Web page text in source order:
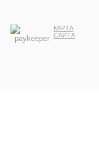
КАРТА
САЙТА